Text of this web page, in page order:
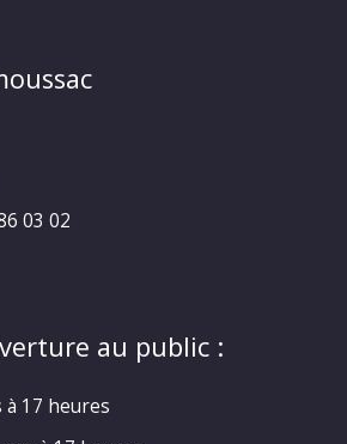
03 02
au public :
à 17 heures